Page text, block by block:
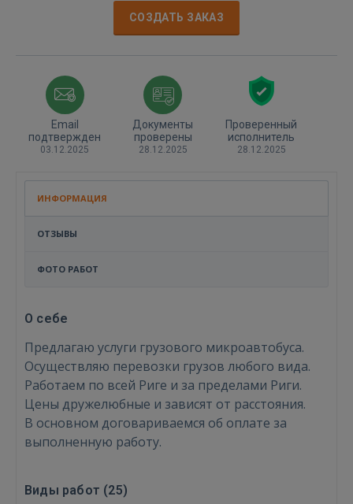
СОЗДАТЬ ЗАКАЗ
Email
подтвержден
03.12.2025
Документы
проверены
28.12.2025
Проверенный
исполнитель
28.12.2025
ИНФОРМАЦИЯ
ОТЗЫВЫ
ФОТО РАБОТ
О себе
Предлагаю услуги грузового микроавтобуса.
Осуществляю перевозки грузов любого вида.
Работаем по всей Риге и за пределами Риги.
Цены дружелюбные и зависят от расстояния.
В основном договариваемся об оплате за
выполненную работу.
Виды работ (25)